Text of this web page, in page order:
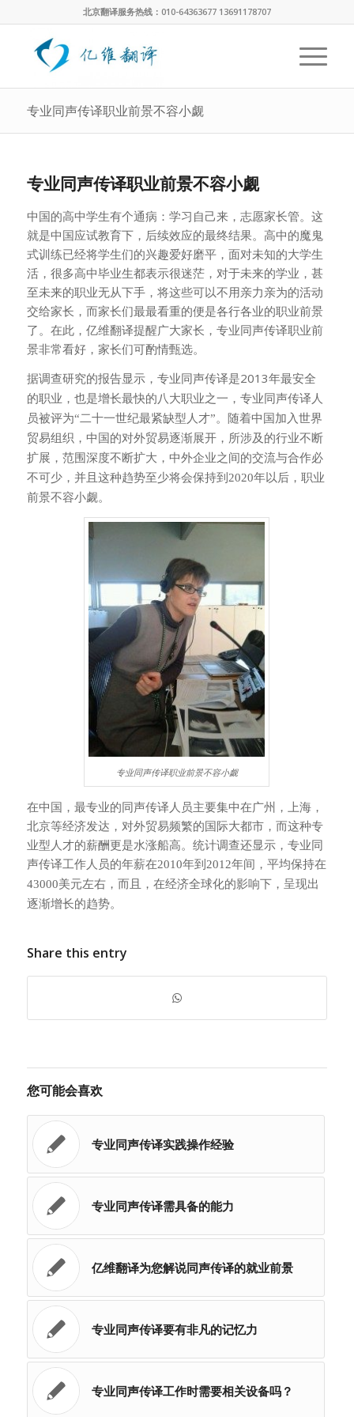
北京翻译服务热线：010-64363677 13691178707
专业同声传译职业前景不容小觑
专业同声传译职业前景不容小觑
中国的高中学生有个通病：学习自己来，志愿家长管。这
就是中国应试教育下，后续效应的最终结果。高中的魔鬼
式训练已经将学生们的兴趣爱好磨平，面对未知的大学生
活，很多高中毕业生都表示很迷茫，对于未来的学业，甚
至未来的职业无从下手，将这些可以不用亲力亲为的活动
交给家长，而家长们最最看重的便是各行各业的职业前景
了。在此，亿维翻译提醒广大家长，专业同声传译职业前
景非常看好，家长们可酌情甄选。
据调查研究的报告显示，专业同声传译是2013年最安全
的职业，也是增长最快的八大职业之一，专业同声传译人
员被评为“二十一世纪最紧缺型人才”。随着中国加入世界
贸易组织，中国的对外贸易逐渐展开，所涉及的行业不断
扩展，范围深度不断扩大，中外企业之间的交流与合作必
不可少，并且这种趋势至少将会保持到 2020年以后，职业
前景不容小觑。
专业同声传译职业前景不容小觑
在中国，最专业的同声传译人员主要集中在广州，上海，
北京等经济发达，对外贸易频繁的国际大都市，而这种专
业型人才的薪酬更是水涨船高。统计调查还显示，专业同
声传译工作人员的年薪在2010年到 2012年间，平均保持在
43000美元左右，而且，在经济全球化的影响下，呈现出
逐渐增长的趋势。
Share this entry
您可能会喜欢
专业同声传译实践操作经验
专业同声传译需具备的能力
亿维翻译为您解说同声传译的就业前景
专业同声传译要有非凡的记忆力
专业同声传译工作时需要相关设备吗？